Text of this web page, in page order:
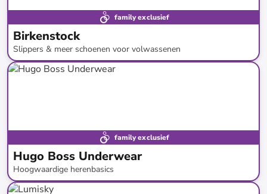
family exclusief
Birkenstock
Slippers & meer schoenen voor volwassenen
tot-30%* Prijsknallers
family exclusief
Hugo Boss Underwear
Hoogwaardige herenbasics
tot-40%*